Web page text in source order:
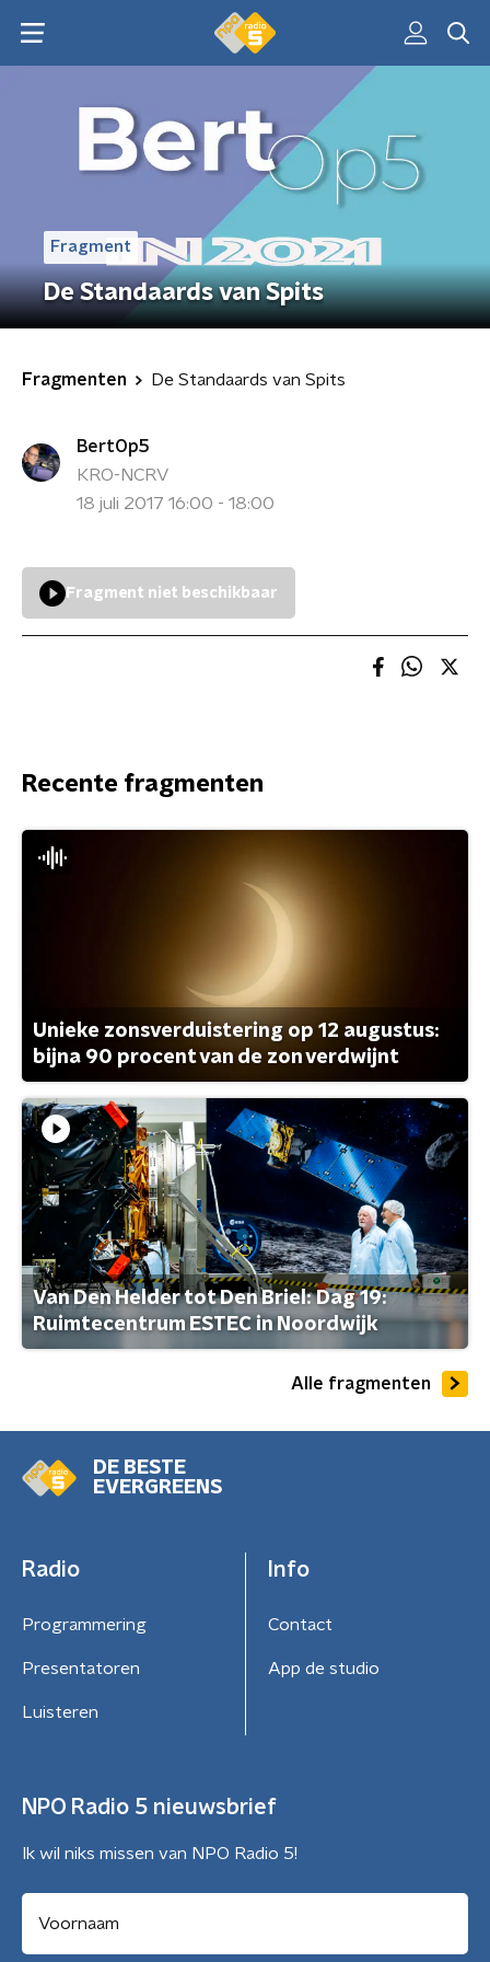
Fragment
De Standaards van Spits
Fragmenten De Standaards van Spits
BertOp5
KRO-NCRV
18 juli 2017 16:00 - 18:00
Fragment niet beschikbaar
Recente fragmenten
Unieke zonsverduistering op 12 augustus:
bijna 90 procent van de zon verdwijnt
Van Den Helder tot Den Briel: Dag 19:
Ruimtecentrum ESTEC in Noordwijk
Alle fragmenten
DE BESTE
EVERGREENS
Radio
Programmering
Presentatoren
Luisteren
Info
Contact
App de studio
NPO Radio 5 nieuwsbrief
Ik wil niks missen van NPO Radio 5!